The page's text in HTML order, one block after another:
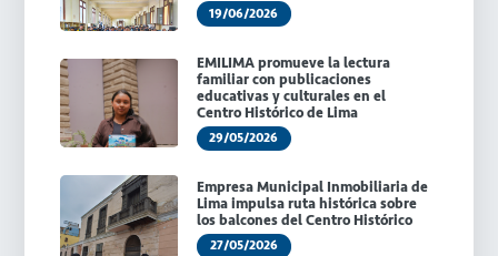
19/06/2026
EMILIMA promueve la lectura
familiar con publicaciones
educativas y culturales en el
Centro Histórico de Lima
29/05/2026
Empresa Municipal Inmobiliaria de
Lima impulsa ruta histórica sobre
los balcones del Centro Histórico
27/05/2026